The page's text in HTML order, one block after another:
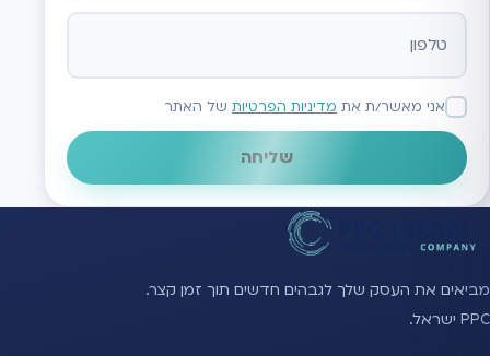
אני מאשר/ת את מדיניות הפרטיות של האתר
שליחה
מביאים את העסק שלך לגבהים חדשים תוך זמן קצר.
PPC ישראל.